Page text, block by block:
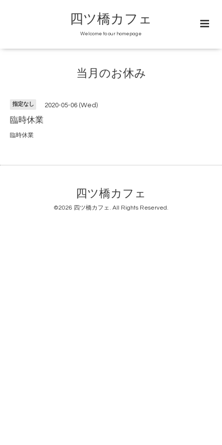
四ツ橋カフェ
Welcome to our homepage
当月のお休み
指定なし 2020-05-06 (Wed)
臨時休業
臨時休業
四ツ橋カフェ
©2026 四ツ橋カフェ. All Rights Reserved.